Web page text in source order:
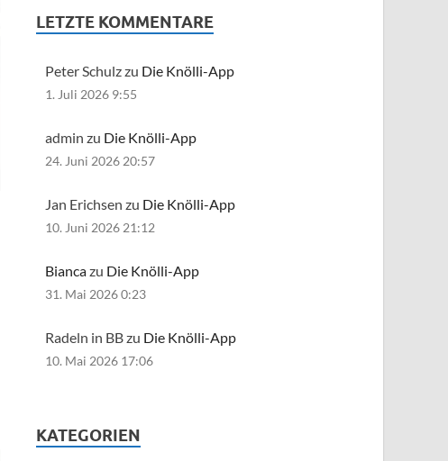
LETZTE KOMMENTARE
Peter Schulz zu Die Knölli-App
1. Juli 2026 9:55
admin zu Die Knölli-App
24. Juni 2026 20:57
Jan Erichsen zu Die Knölli-App
10. Juni 2026 21:12
Biancazu Die Knölli-App
31. Mai 2026 0:23
Radeln in BB zu Die Knölli-App
10. Mai 2026 17:06
KATEGORIEN